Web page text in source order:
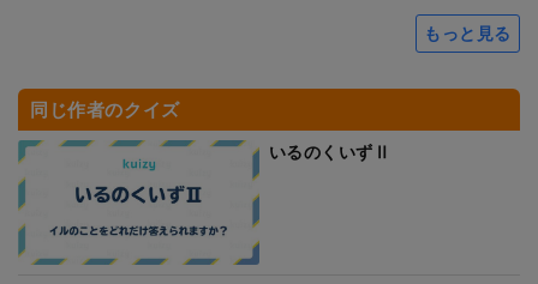
もっと見る
同じ作者のクイズ
いるのくいずⅡ